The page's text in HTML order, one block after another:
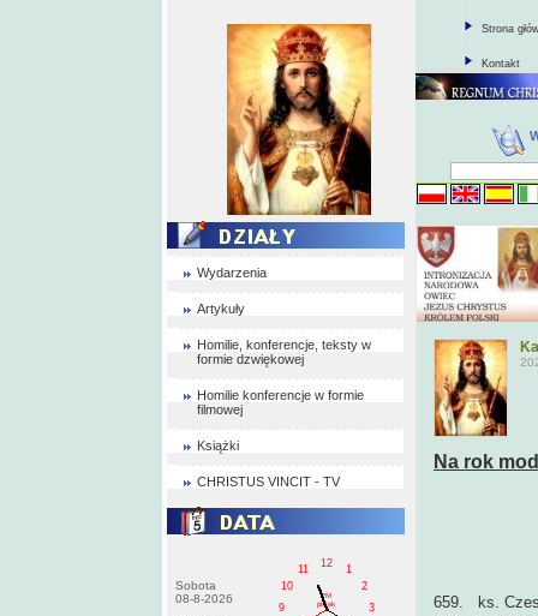
Wydarzenia
Artykuły
Homilie, konferencje, teksty w
formie dzwiękowej
Homilie konferencje w formie
filmowej
Książki
CHRISTUS VINCIT - TV
Sobota
08-8-2026
1
2
3
9
10
11
12
PM
pištek
Strona
Kontakt
Na rok
659. ks.